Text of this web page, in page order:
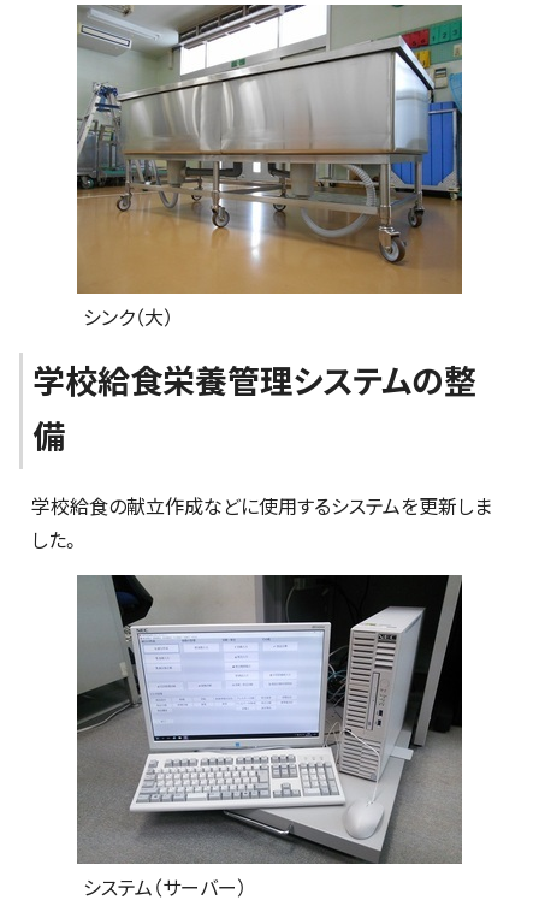
シンク（大）
学校給食栄養管理システムの整
備
学校給食の献立作成などに使用するシステムを更新しま
した。
システム（サーバー）